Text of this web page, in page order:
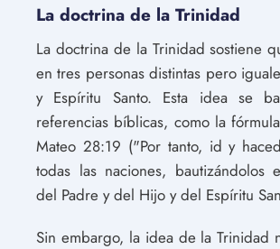
La doctrina de la Trinidad
La doctrina de la Trinidad sostiene
en tres personas distintas pero
y Espíritu Santo. Esta idea se
referencias bíblicas, como la
Mateo 28:19 ("Por tanto, id y
todas las naciones, bautizándolos
del Padre y del Hijo y del Espíritu
Sin embargo, la idea de la Trinidad